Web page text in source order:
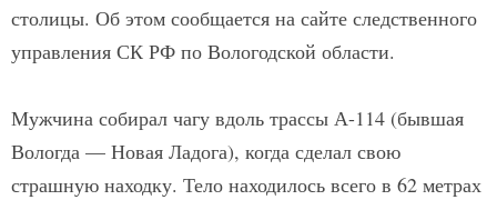
столицы. Об этом сообщается на сайте следственного
управления СК РФ по Вологодской области.
Мужчина собирал чагу вдоль трассы А-114 (бывшая
Вологда — Новая Ладога), когда сделал свою
страшную находку. Тело находилось всего в 62 метрах